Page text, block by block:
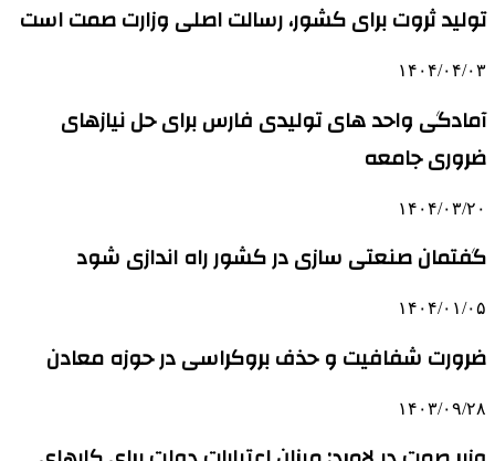
تولید ثروت برای کشور، رسالت اصلی وزارت صمت است
۱۴۰۴/۰۴/۰۳
آمادگی واحد های تولیدی فارس برای حل نیازهای
ضروری جامعه
۱۴۰۴/۰۳/۲۰
گفتمان صنعتی‌ سازی در کشور راه‌ اندازی شود
۱۴۰۴/۰۱/۰۵
ضرورت شفافیت و حذف بروکراسی در حوزه معادن
۱۴۰۳/۰۹/۲۸